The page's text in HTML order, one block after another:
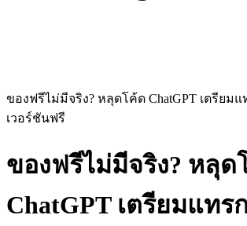
ของฟรีไม่มีจริง? หลุดโค้ด ChatGPT เตรีย
เวอร์ชันฟรี
ของฟรีไม่มีจริง? หลุด
ChatGPT เตรียมแท